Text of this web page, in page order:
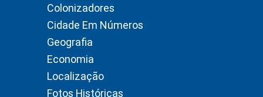
Colonizadores
Cidade Em Números
Geografia
Economia
Localização
Fotos Históricas